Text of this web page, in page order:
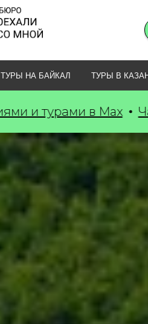
ТУРЫ НА БАЙКАЛ ТУРЫ В
Чат с экскурсиями и